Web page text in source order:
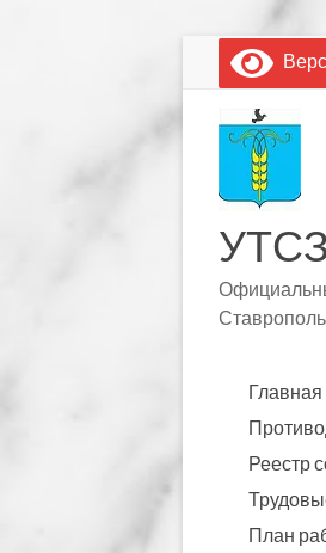
Перейти
содержимому
Главная
Реестр
План